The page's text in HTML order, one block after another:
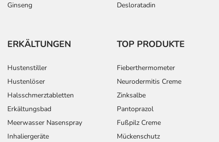
Ginseng
Desloratadin
ERKÄLTUNGEN
Hustenstiller
Hustenlöser
Halsschmerztabletten
Erkältungsbad
Meerwasser Nasenspray
Inhaliergeräte
TOP PRODUKTE
Fieberthermometer
Neurodermitis Creme
Zinksalbe
Pantoprazol
Fußpilz Creme
Mückenschutz